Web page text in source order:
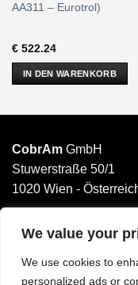
We value your
We use cookies to
personalized ads or
AA311 – Eurotrol)
€522.24
IN DEN WARENKORB
CobrAm GmbH
Stuwerstraße 50/1
1020 Wien -
Email:
Impressum